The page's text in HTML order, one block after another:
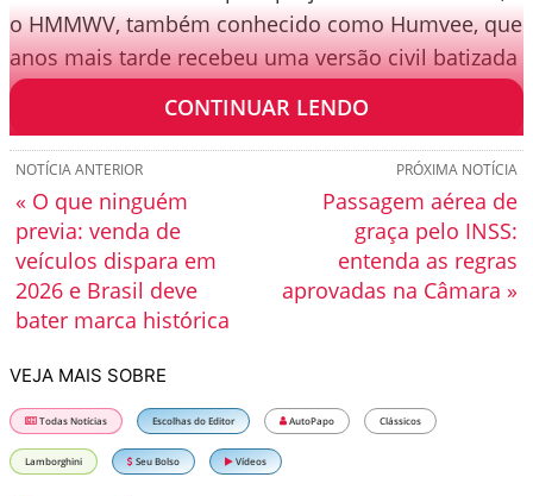
o HMMWV, também conhecido como Humvee, que
anos mais tarde recebeu uma versão civil batizada
de Hummer H1.
CONTINUAR LENDO
PRÓXIMA NOTÍCIA
Passagem aérea de
graça pelo INSS:
entenda as regras
aprovadas na Câmara »
NOTÍCIA ANTERIOR
« O que ninguém
previa: venda de
veículos dispara em
2026 e Brasil deve
bater marca histórica
VEJA MAIS SOBRE
Todas Notícias Escolhas do Editor AutoPapo Clássicos
Lamborghini Seu Bolso Vídeos